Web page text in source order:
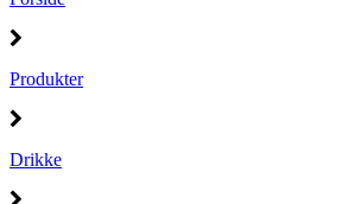
Produkter
Drikke